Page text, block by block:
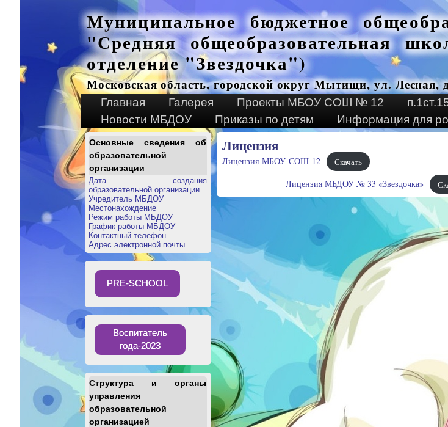
Муниципальное бюджетное
"Средняя общеобразовательная
отделение "Звездочка")
Московская область, городской округ Мытищи, ул. Лесная,
Главная Галерея Проекты МБОУ СОШ № 12
Новости МБДОУ
Приказы по детям Информация для
Основные сведения об
образовательной
организации
Дата создания
образовательной организации
Учредитель МБДОУ
Местонахождение
Режим работы МБДОУ
График работы МБДОУ
Контактный телефон
Адрес электронной почты
PRE-SCHOOL
Воспитатель
года-2023
Структура и органы
управления
образовательной
организацией
Лицензия
Лицензия-МБОУ-СОШ-12 Скачать
Лицензия МБДОУ № 33 «Звездочка»